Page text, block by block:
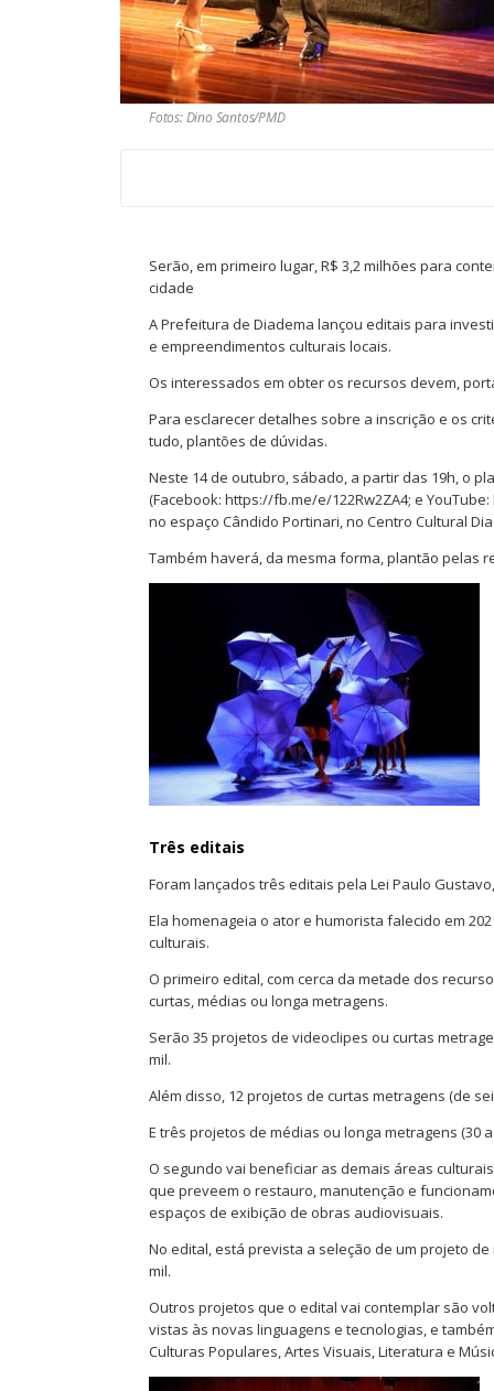
Fotos: Dino Santos/PMD
Serão, em primeiro lugar, R$ 3,2 milhões para
cidade
A Prefeitura de Diadema lançou editais para
e empreendimentos culturais locais.
Os interessados em obter os recursos devem,
Para esclarecer detalhes sobre a inscrição e os
tudo, plantões de dúvidas.
Neste 14 de outubro, sábado, a partir das 19h, o
(Facebook: https://fb.me/e/122Rw2ZA4; e
no espaço Cândido Portinari, no Centro Cultural
Também haverá, da mesma forma, plantão pelas
Três editais
Foram lançados três editais pela Lei Paulo
Ela homenageia o ator e humorista falecido em
culturais.
O primeiro edital, com cerca da metade dos
curtas, médias ou longa metragens.
Serão 35 projetos de videoclipes ou curtas
mil.
Além disso, 12 projetos de curtas metragens (de
E três projetos de médias ou longa metragens (30
O segundo vai beneficiar as demais áreas
que preveem o restauro, manutenção e
espaços de exibição de obras audiovisuais.
No edital, está prevista a seleção de um projeto
mil.
Outros projetos que o edital vai contemplar são
vistas às novas linguagens e tecnologias, e
Culturas Populares, Artes Visuais, Literatura e